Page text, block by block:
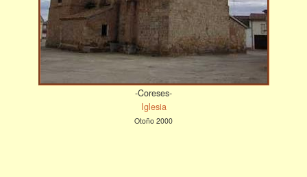
-Coreses-
Iglesia
Otoño 2000